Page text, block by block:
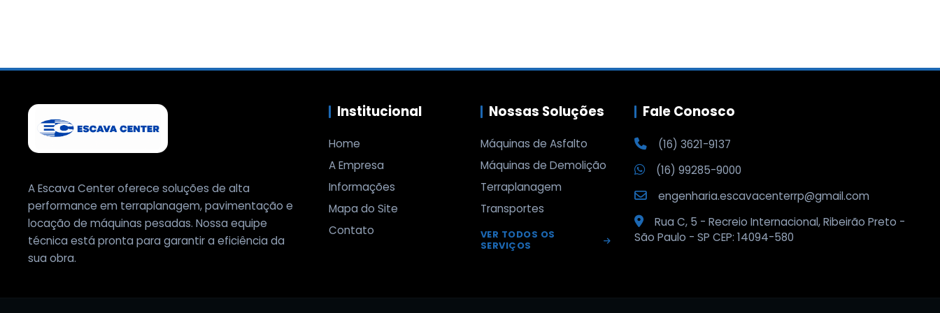
A Escava Center oferece soluções de alta
performance em terraplanagem, pavimentação e
locação de máquinas pesadas. Nossa equipe
técnica está pronta para garantir a eficiência da
sua obra.
Institucional
Home
A Empresa
Informações
Mapa do Site
Contato
Nossas Soluções
Máquinas de Asfalto
Máquinas de Demolição
Terraplanagem
Transportes
VER TODOS OS
SERVIÇOS
Fale Conosco
(16) 3621-9137
(16) 99285-9000
engenharia.escavacenterrp@gmail.com
Rua C, 5 - Recreio Internacional, Ribeirão Preto -
São Paulo - SP CEP: 14094-580